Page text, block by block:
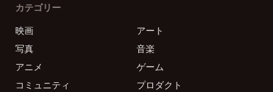
カテゴリー
映画
アート
写真
音楽
アニメ
ゲーム
コミュニティ
プロダクト